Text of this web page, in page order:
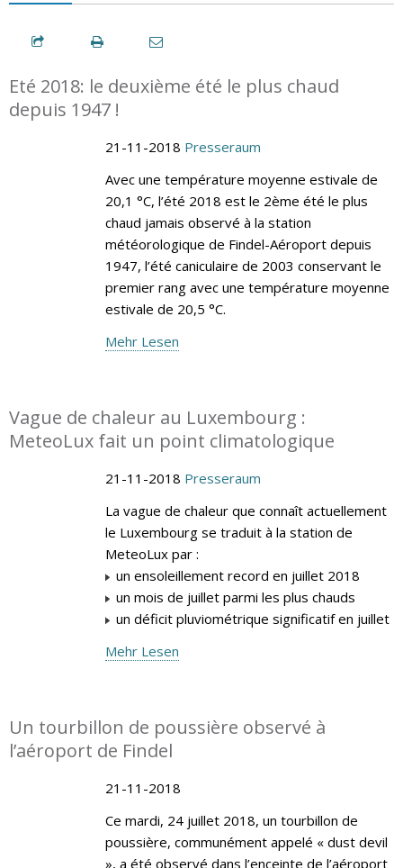
Eté 2018: le deuxième été le plus chaud
depuis 1947 !
21-11-2018 Presseraum
Avec une température moyenne estivale de
20,1 °C, l’été 2018 est le 2ème été le plus
chaud jamais observé à la station
météorologique de Findel-Aéroport depuis
1947, l’été caniculaire de 2003 conservant le
premier rang avec une température moyenne
estivale de 20,5 °C.
Mehr Lesen
Vague de chaleur au Luxembourg :
MeteoLux fait un point climatologique
21-11-2018 Presseraum
La vague de chaleur que connaît actuellement
le Luxembourg se traduit à la station de
MeteoLux par :
un ensoleillement record en juillet 2018
un mois de juillet parmi les plus chauds
un déficit pluviométrique significatif en juillet
Mehr Lesen
Un tourbillon de poussière observé à
l’aéroport de Findel
21-11-2018
Ce mardi, 24 juillet 2018, un tourbillon de
poussière, communément appelé « dust devil
», a été observé dans l’enceinte de l’aéroport